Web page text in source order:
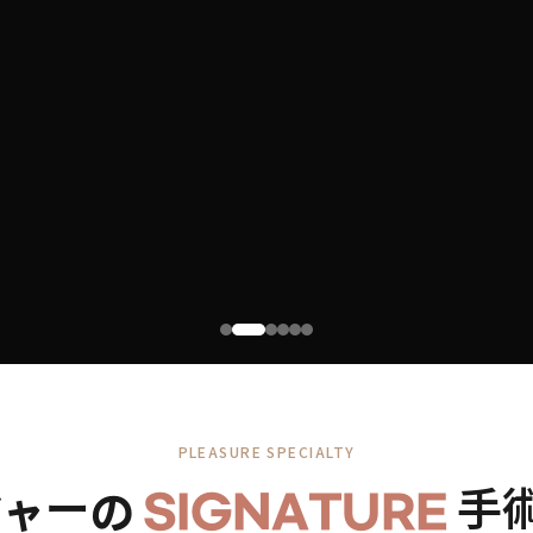
PLEASURE SPECIALTY
ーの SIGNATURE 手